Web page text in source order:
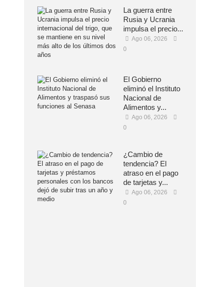
La guerra entre
Rusia y Ucrania
impulsa el precio...
Ago 06, 2026
0
El Gobierno
eliminó el Instituto
Nacional de
Alimentos y...
Ago 06, 2026
0
¿Cambio de
tendencia? El
atraso en el pago
de tarjetas y...
Ago 06, 2026
0